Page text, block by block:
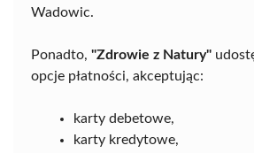
Wadowic.
Ponadto, "Zdrowie z Natury"
opcje płatności, akceptując:
karty debetowe,
karty kredytowe,